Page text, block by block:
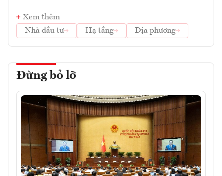
Xem thêm
Nhà đầu tư
Hạ tầng Địa phương
Đừng bỏ lỡ